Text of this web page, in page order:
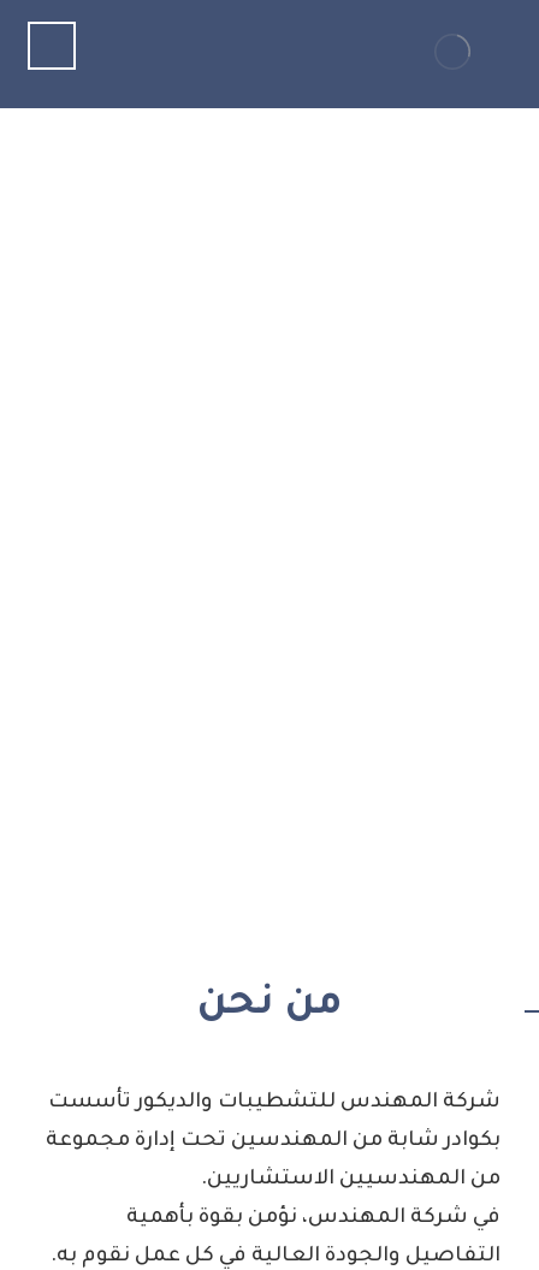
من نحن
شركة المهندس للتشطيبات والديكور تأسست
بكوادر شابة من المهندسين تحت إدارة مجموعة
من المهندسيين الاستشاريين.
في شركة المهندس، نؤمن بقوة بأهمية
التفاصيل والجودة العالية في كل عمل نقوم به.